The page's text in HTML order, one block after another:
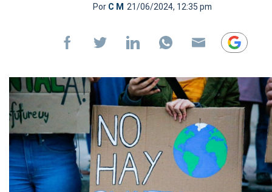
PorC M 21/06/2024, 12:35 pm